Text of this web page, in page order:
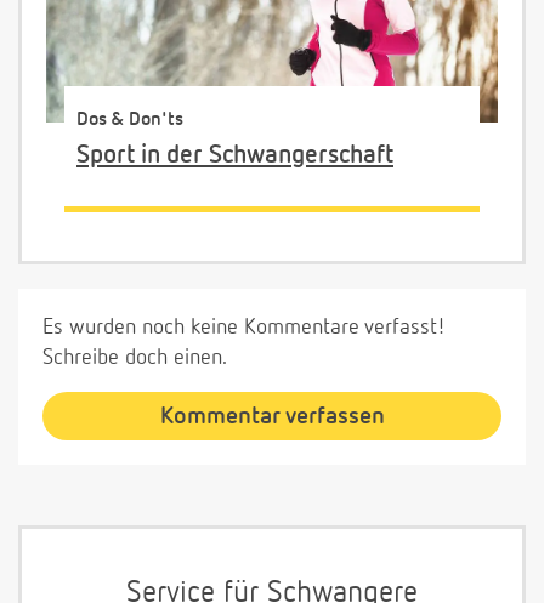
Dos & Don'ts
Sport in der Schwangerschaft
Es wurden noch keine Kommentare verfasst!
Schreibe doch einen.
Kommentar verfassen
Service für Schwangere